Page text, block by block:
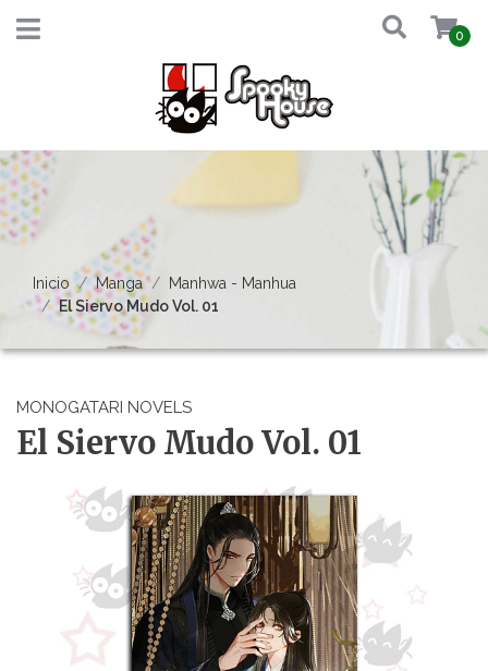
0
Inicio Manga
Manhwa - Manhua
El Siervo Mudo Vol. 01
MONOGATARI NOVELS
El Siervo Mudo Vol. 01